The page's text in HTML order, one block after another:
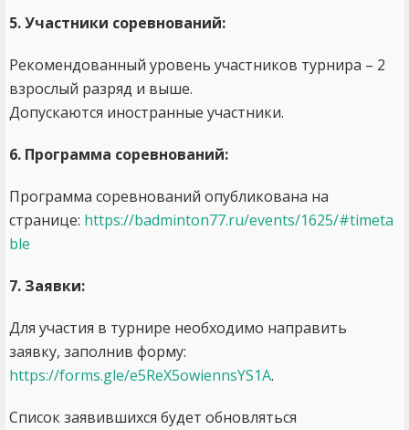
5. Участники соревнований:
Рекомендованный уровень участников турнира ­– 2
взрослый разряд и выше.
Допускаются иностранные участники.
6. Программа соревнований:
Программа соревнований опубликована на
странице: https://badminton77.ru/events/1625/#timeta
ble
7. Заявки:
Для участия в турнире необходимо направить
заявку, заполнив форму:
https://forms.gle/e5ReX5owiennsYS1A.
Список заявившихся будет обновляться